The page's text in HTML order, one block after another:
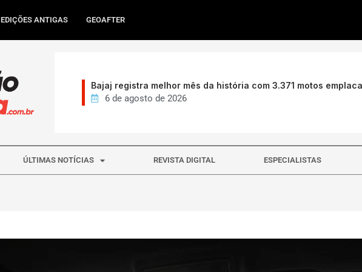
EDIÇÕES ANTIGAS GEOAFTER
Bajaj registra melhor mês da história com 3.371 motos
6 de agosto de 2026
ÚLTIMAS NOTÍCIAS REVISTA DIGITAL ESPECIALISTAS